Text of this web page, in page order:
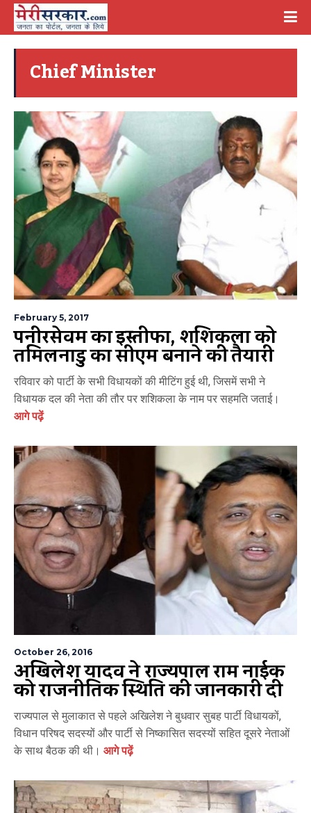
Chief Minister
February 5, 2017
पनीरसेल्वम का इस्तीफा, शशिकला को
तमिलनाडु का सीएम बनाने की तैयारी
रविवार को पार्टी के सभी विधायकों की मीटिंग हुई थी, जिसमें सभी ने
विधायक दल की नेता की तौर पर शशिकला के नाम पर सहमति जताई।
आगे पढ़ें
October 26, 2016
अखिलेश यादव ने राज्यपाल राम नाईक
को राजनीतिक स्थिति की जानकारी दी
राज्यपाल से मुलाकात से पहले अखिलेश ने बुधवार सुबह पार्टी विधायकों,
विधान परिषद सदस्यों और पार्टी से निष्कासित सदस्यों सहित दूसरे नेताओं
के साथ बैठक की थी। आगे पढ़ें